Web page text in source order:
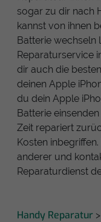
sogar zu dir nach
kannst von ihnen
Batterie wechseln
Reparaturservice
dir auch die
deinen Apple
du dein Apple
Batterie
Zeit repariert
Kosten
anderer und
Reparaturdienst
Handy Reparatur >